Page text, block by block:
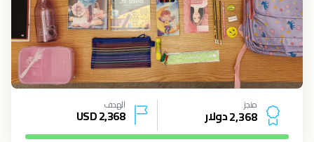
منجز
2,368 دولار
الهدف
2,368
USD